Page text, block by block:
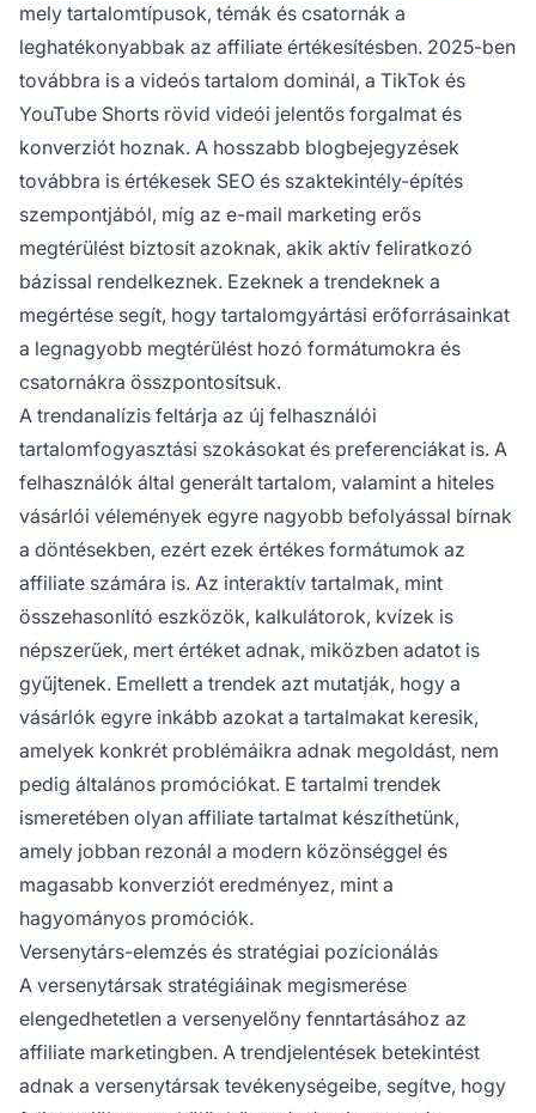
mely tartalomtípusok, témák és csatornák a
leghatékonyabbak az affiliate értékesítésben. 2025-ben
továbbra is a videós tartalom dominál, a TikTok és
YouTube Shorts rövid videói jelentős forgalmat és
konverziót hoznak. A hosszabb blogbejegyzések
továbbra is értékesek SEO és szaktekintély-építés
szempontjából, míg az e-mail marketing erős
megtérülést biztosít azoknak, akik aktív feliratkozó
bázissal rendelkeznek. Ezeknek a trendeknek a
megértése segít, hogy tartalomgyártási erőforrásainkat
a legnagyobb megtérülést hozó formátumokra és
csatornákra összpontosítsuk.
A trendanalízis feltárja az új felhasználói
tartalomfogyasztási szokásokat és preferenciákat is. A
felhasználók által generált tartalom, valamint a hiteles
vásárlói vélemények egyre nagyobb befolyással bírnak
a döntésekben, ezért ezek értékes formátumok az
affiliate számára is. Az interaktív tartalmak, mint
összehasonlító eszközök, kalkulátorok, kvízek is
népszerűek, mert értéket adnak, miközben adatot is
gyűjtenek. Emellett a trendek azt mutatják, hogy a
vásárlók egyre inkább azokat a tartalmakat keresik,
amelyek konkrét problémáikra adnak megoldást, nem
pedig általános promóciókat. E tartalmi trendek
ismeretében olyan affiliate tartalmat készíthetünk,
amely jobban rezonál a modern közönséggel és
magasabb konverziót eredményez, mint a
hagyományos promóciók.
Versenytárs-elemzés és stratégiai pozícionálás
A versenytársak stratégiáinak megismerése
elengedhetetlen a versenyelőny fenntartásához az
affiliate marketingben. A trendjelentések betekintést
adnak a versenytársak tevékenységeibe, segítve, hogy